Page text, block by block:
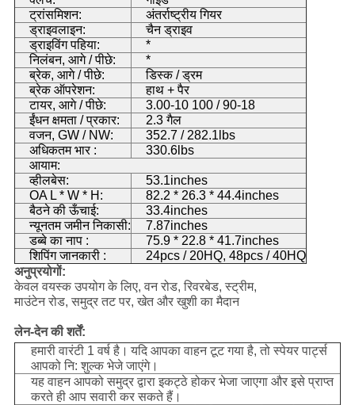
ट्रांसमिशन:
अंतर्राष्ट्रीय गियर
ड्राइवलाइन:
चैन ड्राइव
ड्राइविंग पहिया:
*
निलंबन, आगे / पीछे:
*
ब्रेक, आगे / पीछे:
डिस्क / ड्रम
ब्रेक ऑपरेशन:
हाथ + पैर
टायर, आगे / पीछे:
3.00-10 100 / 90-18
ईंधन क्षमता / प्रकार:
2.3 गैल
वजन, GW / NW:
352.7 / 282.1lbs
अधिकतम भार :
330.6lbs
आयाम:
व्हीलबेस:
53.1inches
OA L * W * H:
82.2 * 26.3 * 44.4inches
बैठने की ऊँचाई:
33.4inches
न्यूनतम जमीन निकासी:
7.87inches
डब्बे का नाप :
75.9 * 22.8 * 41.7inches
शिपिंग जानकारी :
24pcs / 20HQ, 48pcs / 40HQ
अनुप्रयोगों:
केवल वयस्क उपयोग के लिए, वन रोड, रिवरबेड, स्ट्रीम,
माउंटेन रोड, समुद्र तट पर, खेत और खुशी का मैदान
लेन-देन की शर्तें:
हमारी वारंटी 1 वर्ष है। यदि आपका वाहन टूट गया है, तो स्पेयर पार्ट्स
आपको नि: शुल्क भेजे जाएंगे।
यह वाहन आपको समुद्र द्वारा इकट्ठे होकर भेजा जाएगा और इसे प्राप्त
करते ही आप सवारी कर सकते हैं।